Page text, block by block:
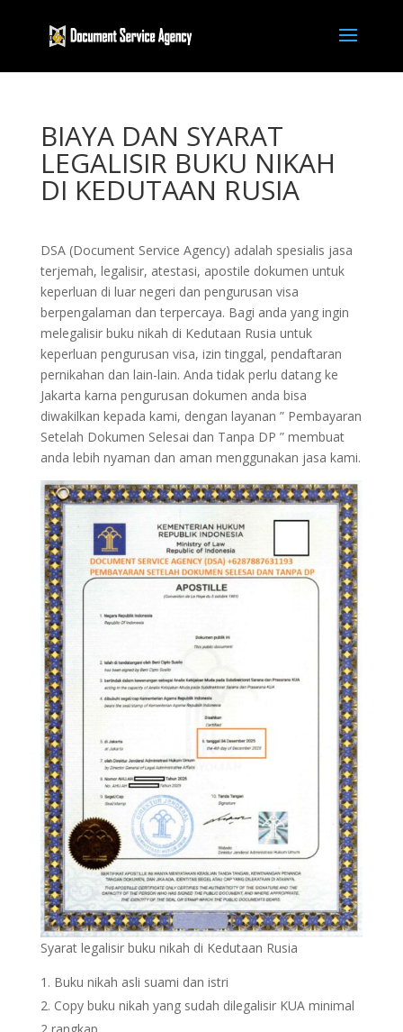
BIAYA DAN SYARAT
LEGALISIR BUKU NIKAH
DI KEDUTAAN RUSIA
DSA (Document Service Agency) adalah spesialis jasa
terjemah, legalisir, atestasi, apostile dokumen untuk
keperluan di luar negeri dan pengurusan visa
berpengalaman dan terpercaya. Bagi anda yang ingin
melegalisir buku nikah di Kedutaan Rusia untuk
keperluan pengurusan visa, izin tinggal, pendaftaran
pernikahan dan lain-lain. Anda tidak perlu datang ke
Jakarta karna pengurusan dokumen anda bisa
diwakilkan kepada kami, dengan layanan ” Pembayaran
Setelah Dokumen Selesai dan Tanpa DP ” membuat
anda lebih nyaman dan aman menggunakan jasa kami.
Syarat legalisir buku nikah di Kedutaan Rusia
Buku nikah asli suami dan istri
Copy buku nikah yang sudah dilegalisir KUA minimal